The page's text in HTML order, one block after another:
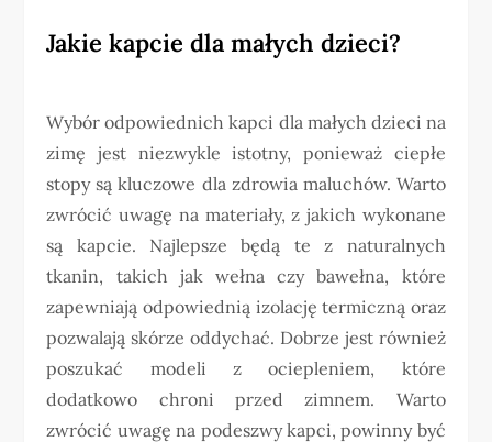
Jakie kapcie dla małych dzieci?
Wybór odpowiednich kapci dla małych dzieci na
zimę jest niezwykle istotny, ponieważ ciepłe
stopy są kluczowe dla zdrowia maluchów. Warto
zwrócić uwagę na materiały, z jakich wykonane
są kapcie. Najlepsze będą te z naturalnych
tkanin, takich jak wełna czy bawełna, które
zapewniają odpowiednią izolację termiczną oraz
pozwalają skórze oddychać. Dobrze jest również
poszukać modeli z ociepleniem, które
dodatkowo chroni przed zimnem. Warto
zwrócić uwagę na podeszwy kapci, powinny być